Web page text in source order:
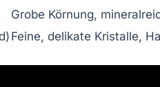
Grobe Körnung,
Feine, delikate Kristalle,